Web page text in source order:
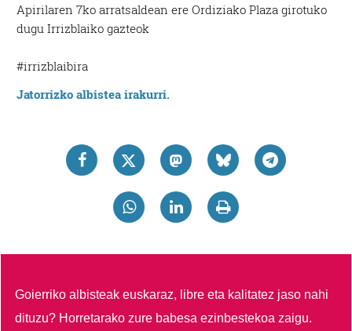
Apirilaren 7ko arratsaldean ere Ordiziako Plaza girotuko
dugu Irrizblaiko gazteok
#irrizblaibira
Jatorrizko albistea irakurri.
Goierriko albisteak euskaraz, libre eta kalitatez jaso nahi
dituzu? Horretarako zure babesa ezinbestekoa zaigu.